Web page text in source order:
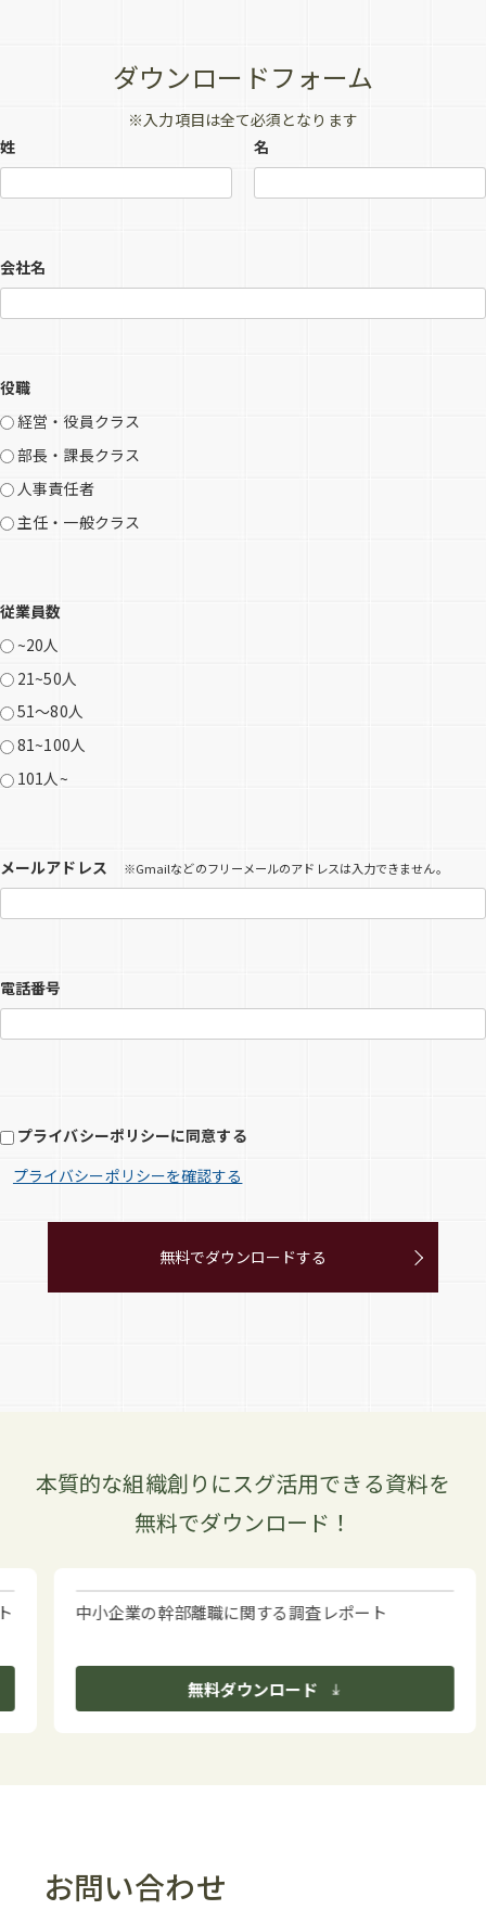
ダウンロードフォーム
※入力項目は全て必須となります
姓
名
会社名
役職
経営・役員クラス
部長・課長クラス
人事責任者
主任・一般クラス
従業員数
~20人
21~50人
51〜80人
81~100人
101人~
メールアドレス ※Gmailなどのフリーメールのアドレスは入力できません。
電話番号
プライバシーポリシーに同意する
プライバシーポリシーを確認する
本質的な組織創りにスグ活用できる資料を
無料でダウンロード！
中小企業の幹部離職に関する調査レポート
無料ダウンロード
お問い合わせ